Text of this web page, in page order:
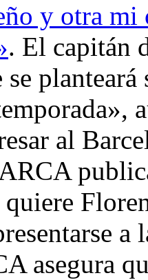
y otra
. El capitán
se
al
quiere
asegura